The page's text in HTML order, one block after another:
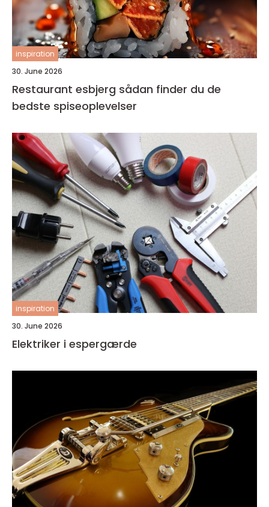
inspiration
30. June 2026
Restaurant esbjerg sådan finder du de
bedste spiseoplevelser
inspiration
30. June 2026
Elektriker i espergærde